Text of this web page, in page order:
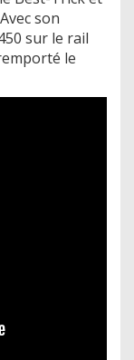
son
sur le rail
le